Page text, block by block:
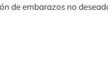
de embarazos no